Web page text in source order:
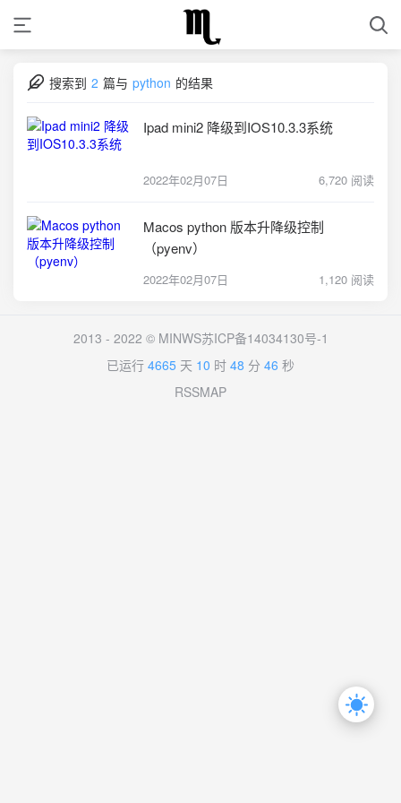
搜索到 2 篇与 python 的结果
Ipad mini2 降级到IOS10.3.3系统
2022年02月07日 6,720 阅读
Macos python 版本升降级控制
（pyenv）
2022年02月07日 1,120 阅读
2013 - 2022 © MINWS苏ICP备14034130号-1
已运行 4665 天 10 时 48 分 46 秒
RSSMAP